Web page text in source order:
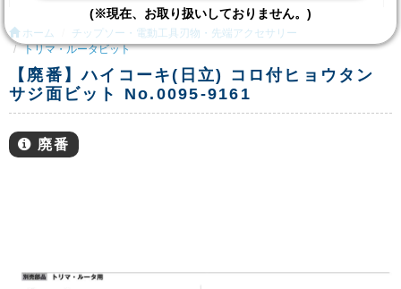
ホーム
チップソー・電動工具刃物・先端アクセサリー
トリマ・ルータビット
【廃番】ハイコーキ(日立) コロ付ヒョウタン
サジ面ビット No.0095-9161
廃番
(※現在、お取り扱いしておりません。)